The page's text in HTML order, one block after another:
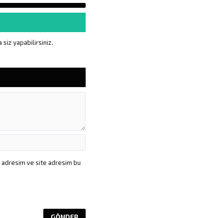
siz yapabilirsiniz.
adresim ve site adresim bu